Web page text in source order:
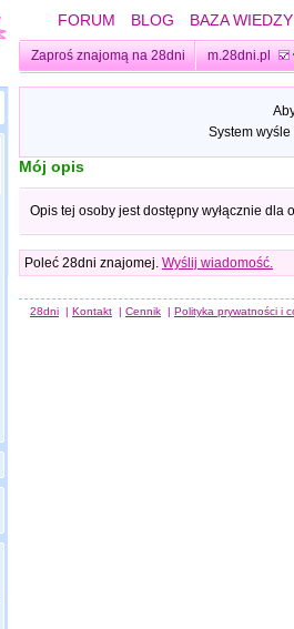
FORUM BLOG BAZA WIEDZY
Zaproś znajomą na 28dni m.28dni.pl
System
Mój opis
Opis tej osoby jest dostępny wyłącznie dla
Poleć 28dni znajomej. Wyślij wiadomość.
28dni | Kontakt | Cennik | Polityka prywatności i